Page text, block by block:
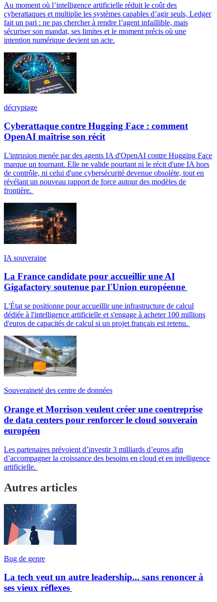
Au moment où l’intelligence artificielle réduit le coût des
cyberattaques et multiplie les systèmes capables d’agir seuls, Ledger
fait un pari : ne pas chercher à rendre l’agent infaillible, mais
sécuriser son mandat, ses limites et le moment précis où une
intention numérique devient un acte.
décryptage
Cyberattaque contre Hugging Face : comment
OpenAI maîtrise son récit
L'intrusion menée par des agents IA d'OpenAI contre Hugging Face
marque un tournant. Elle ne valide pourtant ni le récit d'une IA hors
de contrôle, ni celui d'une cybersécurité devenue obsolète, tout en
révélant un nouveau rapport de force autour des modèles de
frontière.
IA souveraine
La France candidate pour accueillir une AI
Gigafactory soutenue par l'Union européenne
L'État se positionne pour accueillir une infrastructure de calcul
dédiée à l'intelligence artificielle et s'engage à acheter 100 millions
d'euros de capacités de calcul si un projet français est retenu.
Souveraineté des centre de données
Orange et Morrison veulent créer une coentreprise
de data centers pour renforcer le cloud souverain
européen
Les partenaires prévoient d’investir 3 milliards d’euros afin
d’accompagner la croissance des besoins en cloud et en intelligence
artificielle.
Autres articles
Bug de genre
La tech veut un autre leadership... sans renoncer à
ses vieux réflexes